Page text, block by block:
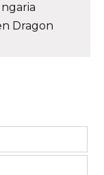
Dragon